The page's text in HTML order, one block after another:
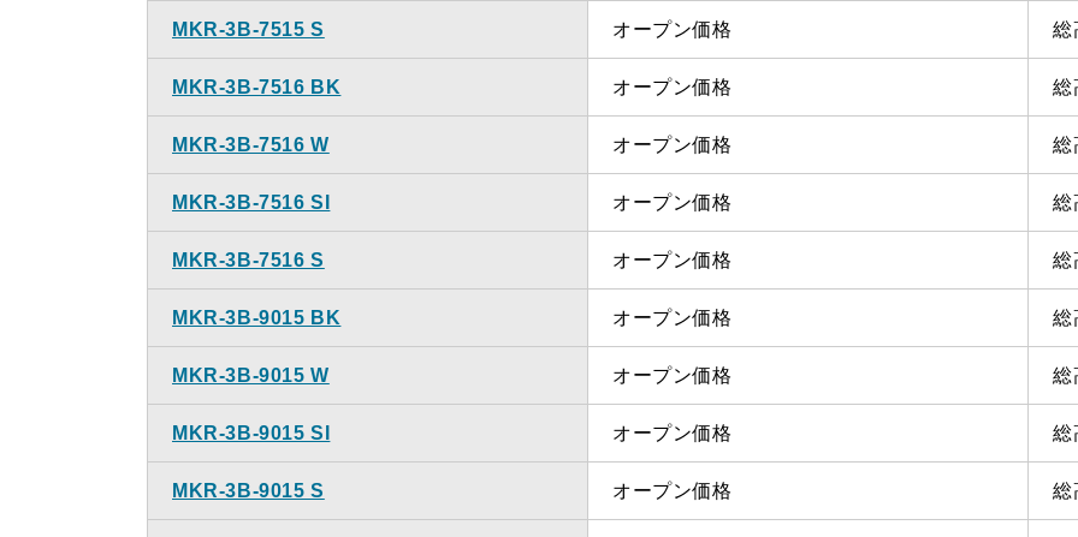
MKR-3B-7515 S オープン価格 総
MKR-3B-7516 BK オープン価格 総
MKR-3B-7516 W オープン価格 総
MKR-3B-7516 SI オープン価格 総
MKR-3B-7516 S オープン価格 総
MKR-3B-9015 BK オープン価格 総
MKR-3B-9015 W オープン価格 総
MKR-3B-9015 SI オープン価格 総
MKR-3B-9015 S オープン価格 総